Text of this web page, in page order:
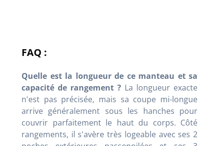
FAQ :
Quelle est la longueur de ce manteau et sa
capacité de rangement ? La longueur exacte
n'est pas précisée, mais sa coupe mi-longue
arrive généralement sous les hanches pour
couvrir parfaitement le haut du corps. Côté
rangements, il s'avère très logeable avec ses 2